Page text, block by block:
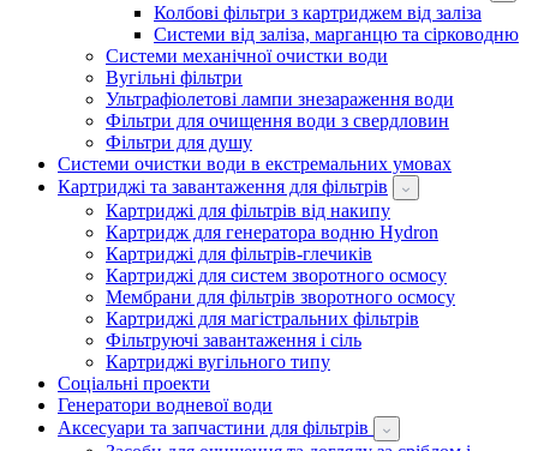
Колбові фільтри з картриджем від заліза
Системи від заліза, марганцю та сірководню
Системи механічної очистки води
Вугільні фільтри
Ультрафіолетові лампи знезараження води
Фільтри для очищення води з свердловин
Фільтри для душу
Системи очистки води в екстремальних умовах
Картриджі та завантаження для фільтрів
Картриджі для фільтрів від накипу
Картридж для генератора водню Hydron
Картриджі для фільтрів-глечиків
Картриджі для систем зворотного осмосу
Мембрани для фільтрів зворотного осмосу
Картриджі для магістральних фільтрів
Фільтруючі завантаження і сіль
Картриджі вугільного типу
Соціальні проекти
Генератори водневої води
Аксесуари та запчастини для фільтрів